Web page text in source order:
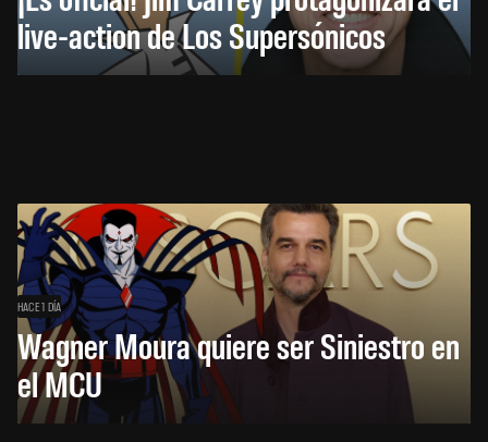
live-action de Los Supersónicos
HACE 1 DÍA
Wagner Moura quiere ser Siniestro en
el MCU